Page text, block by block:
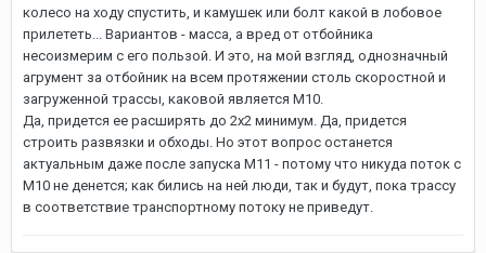
колесо на ходу спустить, и камушек или болт какой в лобовое
прилететь... Вариантов - масса, а вред от отбойника
несоизмерим с его пользой. И это, на мой взгляд, однозначный
агрумент за отбойник на всем протяжении столь скоростной и
загруженной трассы, каковой является М10.
Да, придется ее расширять до 2х2 минимум. Да, придется
строить развязки и обходы. Но этот вопрос останется
актуальным даже после запуска М11 - потому что никуда поток с
М10 не денется; как бились на ней люди, так и будут, пока трассу
в соответствие транспортному потоку не приведут.